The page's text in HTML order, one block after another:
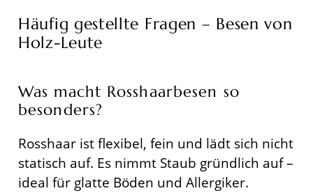
Häufig gestellte Fragen – Besen von
Holz-Leute
Was macht Rosshaarbesen so
besonders?
Rosshaar ist flexibel, fein und lädt sich nicht
statisch auf. Es nimmt Staub gründlich auf –
ideal für glatte Böden und Allergiker.